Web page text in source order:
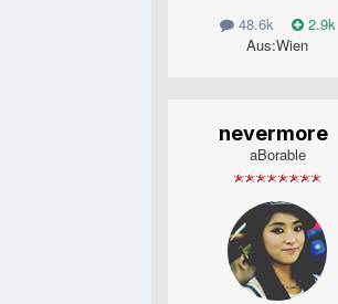
48.6k
2.9k
Aus:Wien
nevermore
aBorable